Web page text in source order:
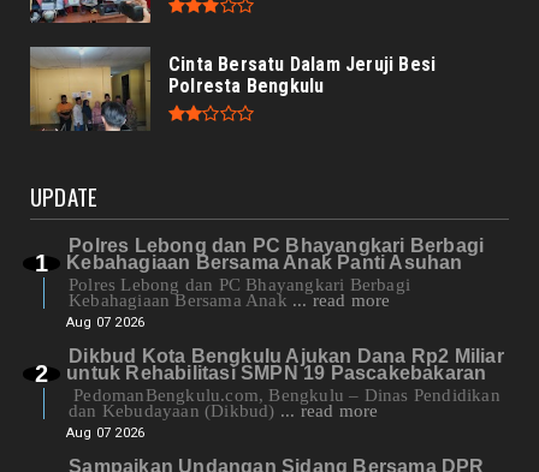
Cinta Bersatu Dalam Jeruji Besi
Polresta Bengkulu
UPDATE
Polres Lebong dan PC Bhayangkari Berbagi
Kebahagiaan Bersama Anak Panti Asuhan
Polres Lebong dan PC Bhayangkari Berbagi
Kebahagiaan Bersama Anak ... read more
Aug 07 2026
Dikbud Kota Bengkulu Ajukan Dana Rp2 Miliar
untuk Rehabilitasi SMPN 19 Pascakebakaran
PedomanBengkulu.com, Bengkulu – Dinas Pendidikan
dan Kebudayaan (Dikbud) ... read more
Aug 07 2026
Sampaikan Undangan Sidang Bersama DPR